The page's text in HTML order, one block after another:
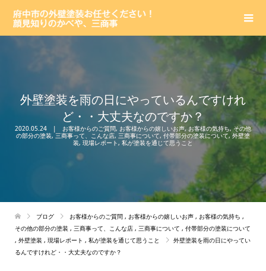
外壁塗装を雨の日にやっているんですけれ
ど・・大丈夫なのですか？
2020.05.24 お客様からのご質問, お客様からの嬉しいお声, お客様の気持ち,その他
の部分の塗装, 三商事って、こんな店, 三商事について, 付帯部分の塗装について, 外壁塗
装, 現場レポート, 私が塗装を通じて思うこと
ブログ お客様からのご質問 , お客様からの嬉しいお声 , お客様の気持ち ,
その他の部分の塗装 , 三商事って、こんな店 , 三商事について , 付帯部分の塗装について
, 外壁塗装 , 現場レポート , 私が塗装を通じて思うこと
外壁塗装を雨の日にやってい
るんですけれど・・大丈夫なのですか？